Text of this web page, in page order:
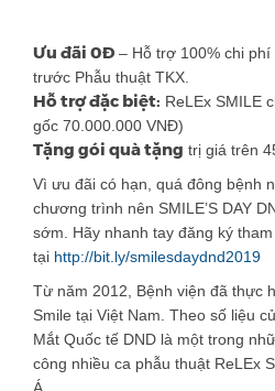
Ưu đãi 0Đ – Hỗ trợ 100% chi
trước Phẫu thuật TKX.
Hỗ trợ đặc biệt: ReLEx SMILE
gốc 70.000.000 VNĐ)
Tặng gói quà tặng trị giá trên
Vì ưu đãi có hạn, quá đông bệnh
chương trình nên SMILE’S DAY
sớm. Hãy nhanh tay đăng ký
tại http://bit.ly/smilesdaydnd2019
Từ năm 2012, Bệnh viện đã thực
Smile tại Việt Nam. Theo số liệu
Mắt Quốc tế DND là một trong
công nhiều ca phẫu thuật ReLEx